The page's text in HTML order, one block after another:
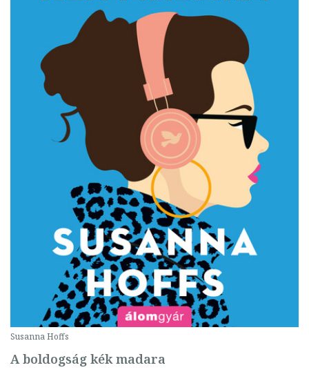
Susanna Hoffs
A boldogság kék madara